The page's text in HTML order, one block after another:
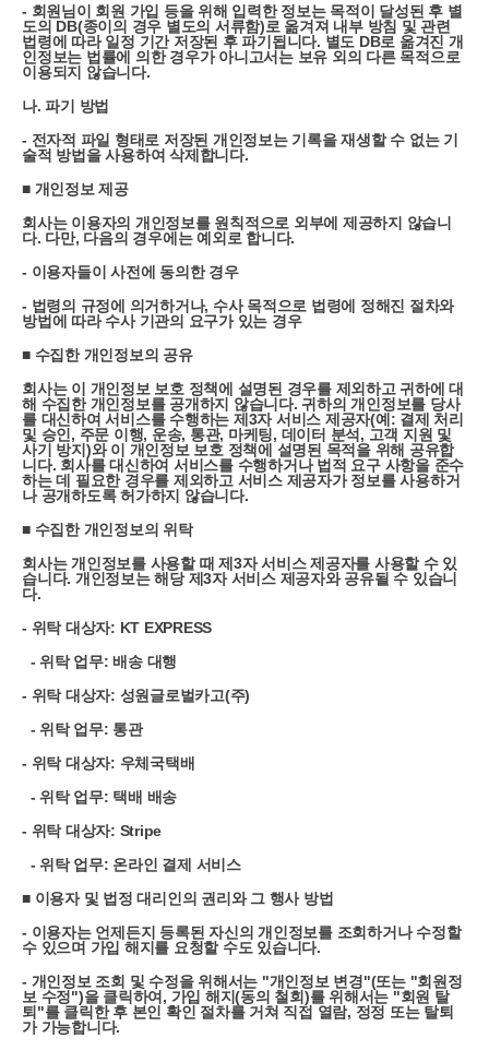
- 회원님이 회원 가입 등을 위해 입력한 정보는 목적이 달성된 후 별
도의 DB(종이의 경우 별도의 서류함)로 옮겨져 내부 방침 및 관련
법령에 따라 일정 기간 저장된 후 파기됩니다. 별도 DB로 옮겨진 개
인정보는 법률에 의한 경우가 아니고서는 보유 외의 다른 목적으로
이용되지 않습니다.
나. 파기 방법
- 전자적 파일 형태로 저장된 개인정보는 기록을 재생할 수 없는 기
술적 방법을 사용하여 삭제합니다.
■ 개인정보 제공
회사는 이용자의 개인정보를 원칙적으로 외부에 제공하지 않습니
다. 다만, 다음의 경우에는 예외로 합니다.
- 이용자들이 사전에 동의한 경우
- 법령의 규정에 의거하거나, 수사 목적으로 법령에 정해진 절차와
방법에 따라 수사 기관의 요구가 있는 경우
■ 수집한 개인정보의 공유
회사는 이 개인정보 보호 정책에 설명된 경우를 제외하고 귀하에 대
해 수집한 개인정보를 공개하지 않습니다. 귀하의 개인정보를 당사
를 대신하여 서비스를 수행하는 제3자 서비스 제공자(예: 결제 처리
및 승인, 주문 이행, 운송, 통관, 마케팅, 데이터 분석, 고객 지원 및
사기 방지)와 이 개인정보 보호 정책에 설명된 목적을 위해 공유합
니다. 회사를 대신하여 서비스를 수행하거나 법적 요구 사항을 준수
하는 데 필요한 경우를 제외하고 서비스 제공자가 정보를 사용하거
나 공개하도록 허가하지 않습니다.
■ 수집한 개인정보의 위탁
회사는 개인정보를 사용할 때 제3자 서비스 제공자를 사용할 수 있
습니다. 개인정보는 해당 제3자 서비스 제공자와 공유될 수 있습니
다.
- 위탁 대상자: KT EXPRESS
- 위탁 업무: 배송 대행
- 위탁 대상자: 성원글로벌카고(주)
- 위탁 업무: 통관
- 위탁 대상자: 우체국택배
- 위탁 업무: 택배 배송
- 위탁 대상자: Stripe
- 위탁 업무: 온라인 결제 서비스
■ 이용자 및 법정 대리인의 권리와 그 행사 방법
- 이용자는 언제든지 등록된 자신의 개인정보를 조회하거나 수정할
수 있으며 가입 해지를 요청할 수도 있습니다.
- 개인정보 조회 및 수정을 위해서는 "개인정보 변경"(또는 "회원정
보 수정")을 클릭하여, 가입 해지(동의 철회)를 위해서는 "회원 탈
퇴"를 클릭한 후 본인 확인 절차를 거쳐 직접 열람, 정정 또는 탈퇴
가 가능합니다.